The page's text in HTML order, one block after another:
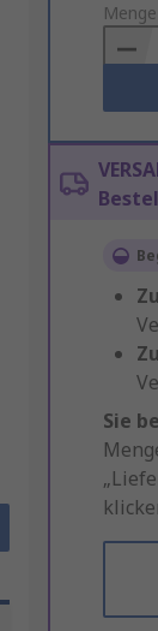
to
Basket
Sie